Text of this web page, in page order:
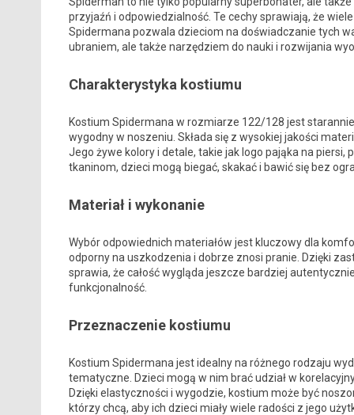
przyjaźń i odpowiedzialność. Te cechy sprawiają, że
Spidermana pozwala dzieciom na doświadczanie tych
ubraniem, ale także narzędziem do nauki i rozwijania
Charakterystyka kostiumu
Kostium Spidermana w rozmiarze 122/128 jest
wygodny w noszeniu. Składa się z wysokiej jakości
Jego żywe kolory i detale, takie jak logo pająka na
tkaninom, dzieci mogą biegać, skakać i bawić się bez
Materiał i wykonanie
Wybór odpowiednich materiałów jest kluczowy dla
odporny na uszkodzenia i dobrze znosi pranie. Dzięki
sprawia, że całość wygląda jeszcze bardziej
funkcjonalność.
Przeznaczenie kostiumu
Kostium Spidermana jest idealny na różnego rodzaju
tematyczne. Dzieci mogą w nim brać udział w
Dzięki elastyczności i wygodzie, kostium może być
którzy chcą, aby ich dzieci miały wiele radości z jego